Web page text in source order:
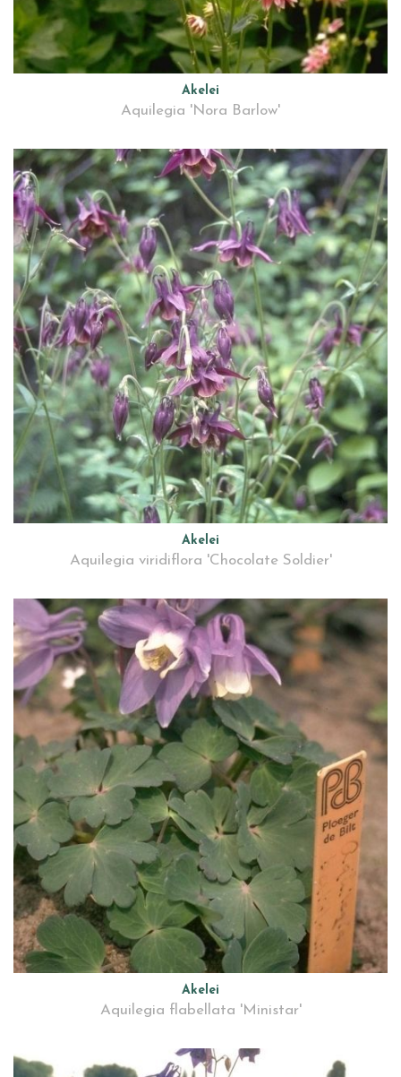
Akelei
Aquilegia 'Nora Barlow'
Akelei
Aquilegia viridiflora 'Chocolate Soldier'
Akelei
Aquilegia flabellata 'Ministar'